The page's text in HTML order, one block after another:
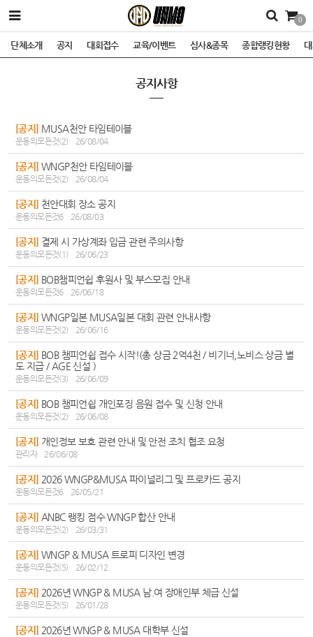
0
단체소개 공지 대회접수 교육/이벤트 심사&종목 종합랭킹현황
공지사항
[공지] MUSA천안 타임테이블
운동의모든것(2) 26/08/04
[공지] WNGP천안 타임테이블
운동의모든것(2) 26/08/04
[공지] 천안대회 장소 공지
운동의모든것6 26/08/03
[공지] 결제 시 가상계좌 입금 관련 주의사항
운동의모든것(1) 26/06/23
[공지] BOB챔피언쉽 후원사 및 부스모집 안내
운동의모든것6 26/06/18
[공지] WNGP일본 MUSA일본 대회 관련 안내사항
운동의모든것(2) 26/06/16
[공지] BOB 챔피언쉽 접수 시작!(총 상금 2억4천 / 비기너,노비스 상금 별
도 지급 / AGE 신설 )
운동의모든것(3) 26/06/09
[공지] BOB 챔피언쉽 개인포징 음원 접수 및 신청 안내
운동의모든것(2) 26/06/08
[공지] 개인정보 보호 관련 안내 및 안전 조치 협조 요청
관리자 26/06/08
[공지] 2026 WNGP&MUSA 파이널리그 및 프로카드 공지
운동의모든것6 26/05/21
[공지] ANBC 랭킹 점수 WNGP 합산 안내
운동의모든것(2) 26/03/31
[공지] WNGP & MUSA 트로피 디자인 변경
운동의모든것(5) 26/02/12
[공지] 2026년 WNGP & MUSA 남.여 장애인부 체급 신설
운동의모든것(5) 26/01/28
[공지] 2026년 WNGP & MUSA 대학부 신설